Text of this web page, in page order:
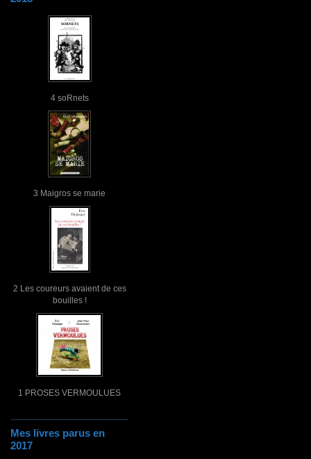
4 soRnets
3 Maigros se marie
2 Les coureurs avaient de ces
bouilles !
1 PROSES VERMOULUES
Mes livres parus en
2017